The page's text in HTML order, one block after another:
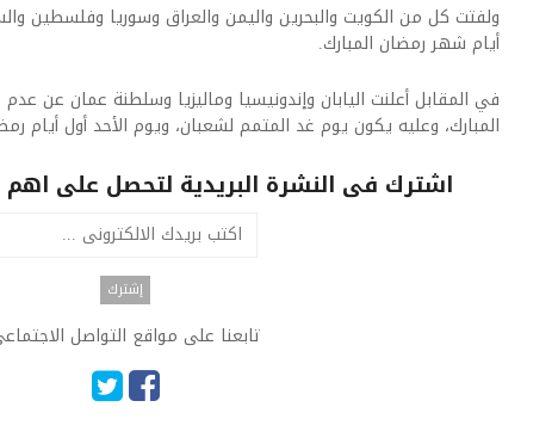
ولفتت كل من الكويت والبحرين واليمن والعراق وسوريا وفلسطين
أيام شهر رمضان المبارك.
في المقابل أعلنت اليابان وإندونيسيا وماليزيا وسلطنة عمان عن
المبارك، وعليه يكون يوم غد المتمم لشعبان، ويوم الأحد أول أيام
اشترك فى النشرة البريدية لتحصل على اهم
تابعنا على مواقع التواصل